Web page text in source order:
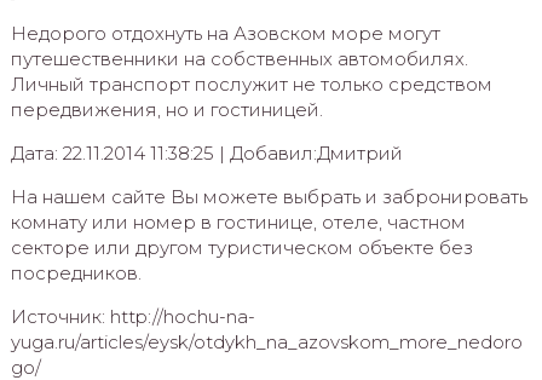
Недорого отдохнуть на Азовском море могут
путешественники на собственных автомобилях.
Личный транспорт послужит не только средством
передвижения, но и гостиницей.
Дата: 22.11.2014 11:38:25 | Добавил:Дмитрий
На нашем сайте Вы можете выбрать и забронировать
комнату или номер в гостинице, отеле, частном
секторе или другом туристическом объекте без
посредников.
Источник: http://hochu-na-
yuga.ru/articles/eysk/otdykh_na_azovskom_more_nedoro
go/